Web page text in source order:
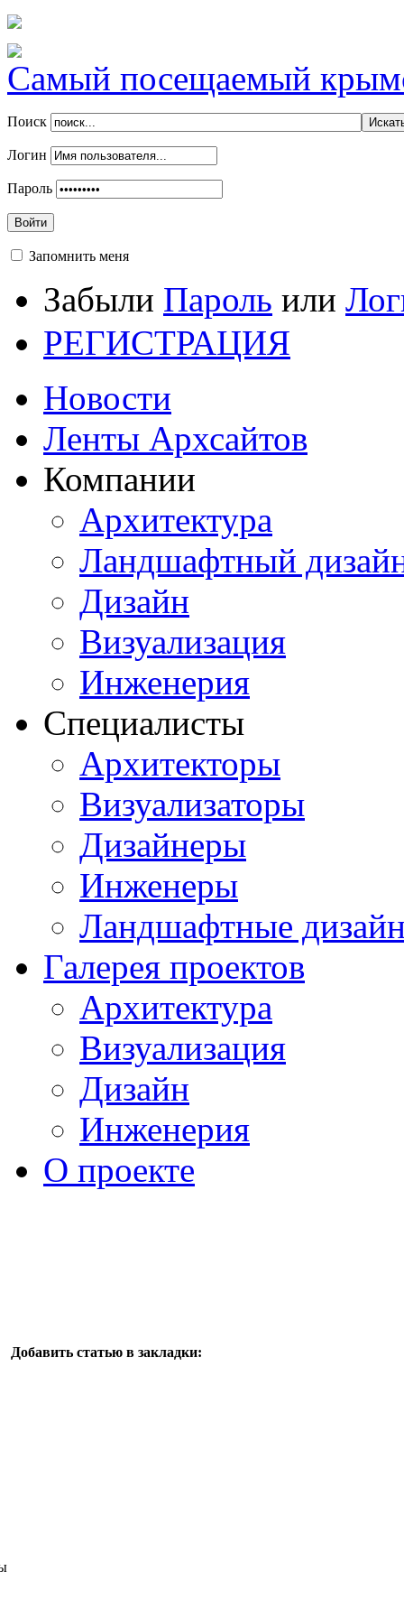
Самый посещаемый
Поиск
Логин
Пароль
Войти
Запомнить меня
Забыли Пароль или
РЕГИСТРАЦИЯ
Новости
Ленты Архсайтов
Компании
Архитектура
Ландшафтный
Дизайн
Визуализация
Инженерия
Специалисты
Архитекторы
Визуализаторы
Дизайнеры
Инженеры
Ландшафтные
Галерея проектов
Архитектура
Визуализация
Дизайн
Инженерия
О проекте
Добавить статью в закладки: